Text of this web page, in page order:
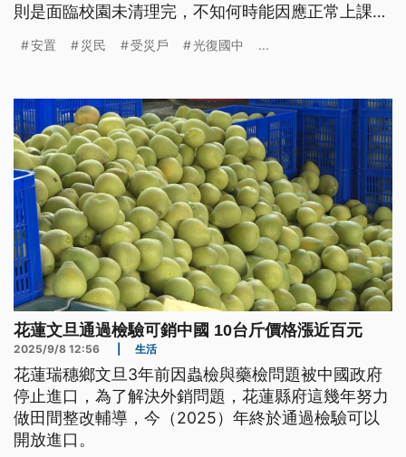
則是面臨校園未清理完，不知何時能因應正常上課
有20人災民有意願。稍早針對災區重建，花蓮縣府表
快預計本週五（3日）開始發放。
安置 災民 受災戶 光復國中 ...
花蓮文旦通過檢驗可銷中國 10台斤價格漲近百元
2025/9/8 12:56 生活
花蓮瑞穗鄉文旦3年前因蟲檢與藥檢問題被中國政府
停止進口，為了解決外銷問題，花蓮縣府這幾年努力
做田間整改輔導，今（2025）年終於通過檢驗可以
開放進口。